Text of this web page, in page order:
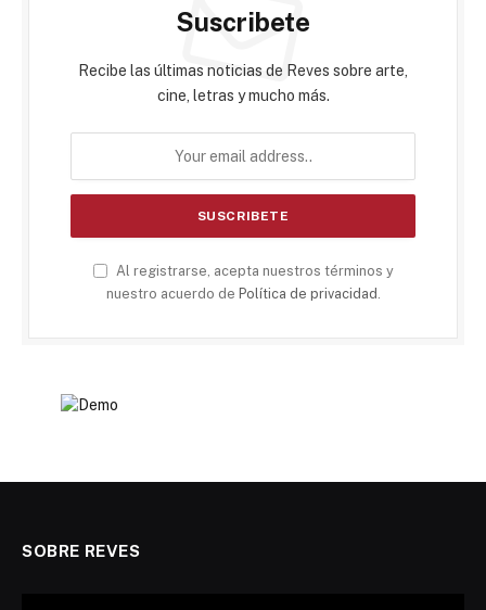
Suscribete
Recibe las últimas noticias de Reves sobre arte,
cine, letras y mucho más.
Al registrarse, acepta nuestros términos y
nuestro acuerdo de Política de privacidad .
SOBRE REVES